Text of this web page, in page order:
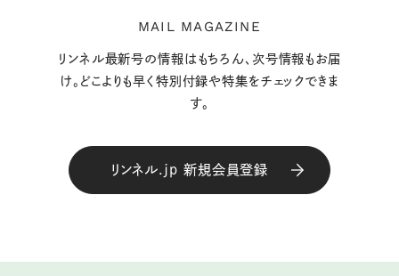
MAIL MAGAZINE
リンネル最新号の情報はもちろん、次号情報もお届
け。どこよりも早く特別付録や特集をチェックできま
す。
リンネル.jp 新規会員登録